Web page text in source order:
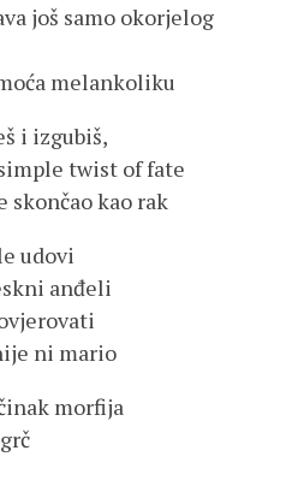
još samo okorjelog
melankoliku
i izgubiš,
twist of fate
skončao kao rak
udovi
anđeli
ni mario
morfija